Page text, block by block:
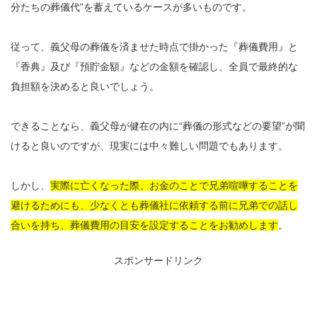
分たちの葬儀代”を蓄えているケースが多いものです。
従って、義父母の葬儀を済ませた時点で掛かった『葬儀費用』と
『香典』及び『預貯金額』などの金額を確認し、全員で最終的な
負担額を決めると良いでしょう。
できることなら、義父母が健在の内に“葬儀の形式などの要望”が聞
けると良いのですが、現実には中々難しい問題でもあります。
しかし、 実際に亡くなった際、お金のことで兄弟喧嘩することを
避けるためにも、少なくとも葬儀社に依頼する前に兄弟での話し
合いを持ち、葬儀費用の目安を設定することをお勧めします。
スポンサードリンク